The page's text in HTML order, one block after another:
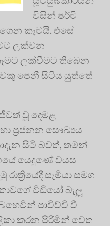
විසින් ෂර්මි
කෑමයි. එසේ
ලක්වන
ලක්වීමට තිබෙන
පෙනී සිටිය යුත්තේ
වූ දෙමළ
ප්‍රජනන සෞඛ්‍යය
සිටි බවත්, තමන්
යෙදුණේ වයස
සැමියා සමග
වීඩියෝ බැලූ
පාවිච්චි වී
කරන පිරිමින් වෙත